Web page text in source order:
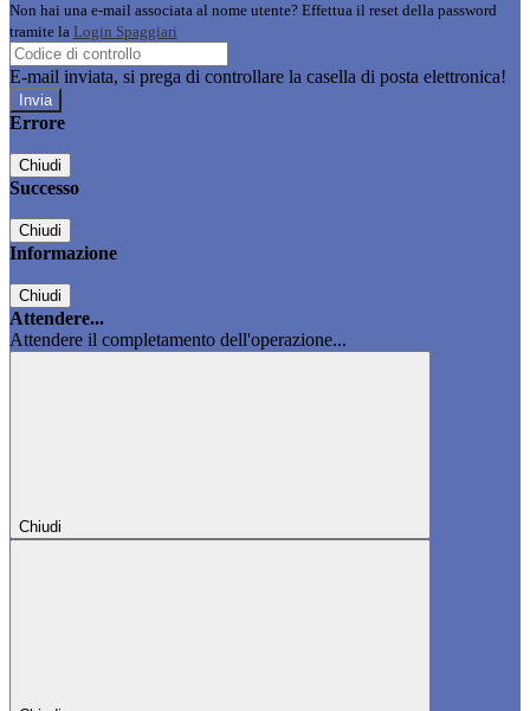
Non hai una e-mail associata al nome utente? Effettua il reset della password
tramite la Login Spaggiari
E-mail inviata, si prega di controllare la casella di posta elettronica!
Errore
Chiudi
Successo
Chiudi
Informazione
Chiudi
Attendere...
Attendere il completamento dell'operazione...
Chiudi